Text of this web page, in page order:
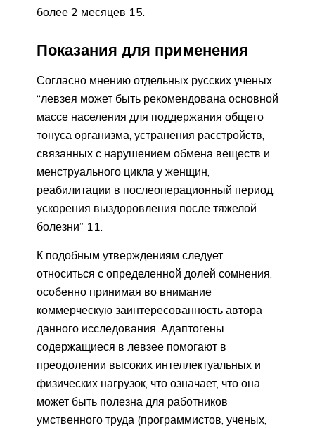
более 2 месяцев 15.
Показания для применения
Согласно мнению отдельных русских ученых
“левзея может быть рекомендована основной
массе населения для поддержания общего
тонуса организма, устранения расстройств,
связанных с нарушением обмена веществ и
менструального цикла у женщин,
реабилитации в послеоперационный период,
ускорения выздоровления после тяжелой
болезни” 11.
К подобным утверждениям следует
относиться с определенной долей сомнения,
особенно принимая во внимание
коммерческую заинтересованность автора
данного исследования. Адаптогены
содержащиеся в левзее помогают в
преодолении высоких интеллектуальных и
физических нагрузок, что означает, что она
может быть полезна для работников
умственного труда (программистов, ученых,